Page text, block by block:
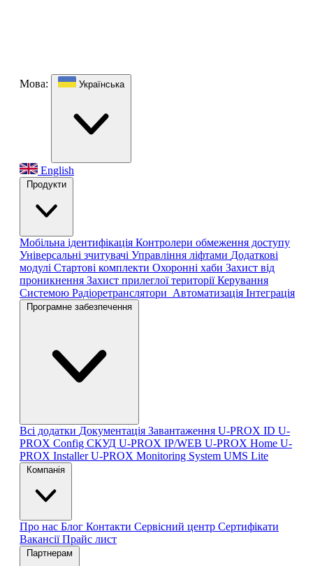
Мова: Українська
English
Продукти
Мобільна ідентифікація Контролери обмеження доступу
Універсальні зчитувачі Управління ліфтами Додаткові
модулі Стартові комплекти Охоронні хаби Захист від
проникнення Захист прилеглої територіїКерування
Системою Радіоретранслятори Автоматизація Інтеграція
Програмне забезпечення
Всі додатки Документація Завантаження U-PROX ID U-
PROX Config СКУД U-PROX IP/WEB U-PROX Home U-
PROX InstallerU-PROX Monitoring System UMS Lite
Компанія
Про нас Блог Контакти Сервісний центр Сертифікати
ВакансіїПрайс лист
Партнерам